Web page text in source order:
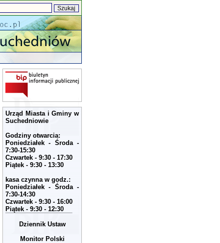
Urząd Miasta i Gminy w
Suchedniowie
Godziny otwarcia:
Poniedziałek - Środa -
7:30-15:30
Czwartek - 9:30 - 17:30
Piątek - 9:30 - 13:30
kasa czynna w godz.:
Poniedziałek - Środa -
7:30-14:30
Czwartek - 9:30 - 16:00
Piątek - 9:30 - 12:30
Dziennik Ustaw
Monitor Polski